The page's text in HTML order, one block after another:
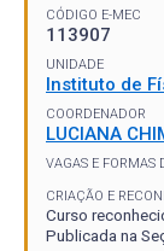
CÓDIGO E-MEC
113907
UNIDADE
Instituto de
COORDENADOR
LUCIANA
VAGAS E FORMAS
CRIAÇÃO E
Curso
Publicada na